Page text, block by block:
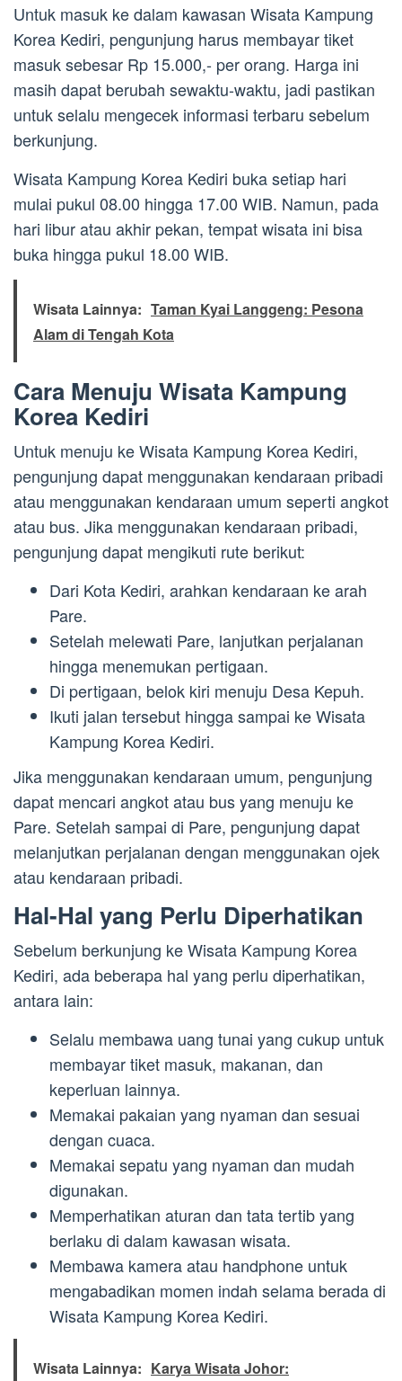
Untuk masuk ke dalam kawasan Wisata Kampung
Korea Kediri, pengunjung harus membayar tiket
masuk sebesar Rp 15.000,- per orang. Harga ini
masih dapat berubah sewaktu-waktu, jadi pastikan
untuk selalu mengecek informasi terbaru sebelum
berkunjung.
Wisata Kampung Korea Kediri buka setiap hari
mulai pukul 08.00 hingga 17.00 WIB. Namun, pada
hari libur atau akhir pekan, tempat wisata ini bisa
buka hingga pukul 18.00 WIB.
Wisata Lainnya: Taman Kyai Langgeng: Pesona
Alam di Tengah Kota
Cara Menuju Wisata Kampung
Korea Kediri
Untuk menuju ke Wisata Kampung Korea Kediri,
pengunjung dapat menggunakan kendaraan pribadi
atau menggunakan kendaraan umum seperti angkot
atau bus. Jika menggunakan kendaraan pribadi,
pengunjung dapat mengikuti rute berikut:
Dari Kota Kediri, arahkan kendaraan ke arah
Pare.
Setelah melewati Pare, lanjutkan perjalanan
hingga menemukan pertigaan.
Di pertigaan, belok kiri menuju Desa Kepuh.
Ikuti jalan tersebut hingga sampai ke Wisata
Kampung Korea Kediri.
Jika menggunakan kendaraan umum, pengunjung
dapat mencari angkot atau bus yang menuju ke
Pare. Setelah sampai di Pare, pengunjung dapat
melanjutkan perjalanan dengan menggunakan ojek
atau kendaraan pribadi.
Hal-Hal yang Perlu Diperhatikan
Sebelum berkunjung ke Wisata Kampung Korea
Kediri, ada beberapa hal yang perlu diperhatikan,
antara lain:
Selalu membawa uang tunai yang cukup untuk
membayar tiket masuk, makanan, dan
keperluan lainnya.
Memakai pakaian yang nyaman dan sesuai
dengan cuaca.
Memakai sepatu yang nyaman dan mudah
digunakan.
Memperhatikan aturan dan tata tertib yang
berlaku di dalam kawasan wisata.
Membawa kamera atau handphone untuk
mengabadikan momen indah selama berada di
Wisata Kampung Korea Kediri.
Wisata Lainnya: Karya Wisata Johor: